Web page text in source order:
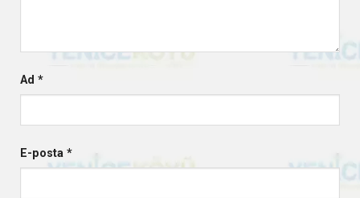
Ad *
E-posta *